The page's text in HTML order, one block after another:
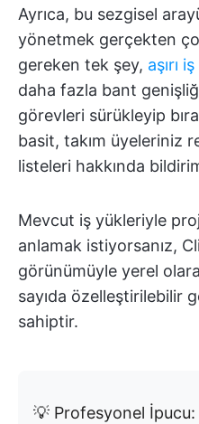
Ayrıca, bu sezgisel
yönetmek gerçekten
gereken tek şey, aşırı
daha fazla bant
görevleri sürükleyip
basit, takım üyeleriniz
listeleri hakkında
Mevcut iş yükleriyle
anlamak istiyorsanız,
görünümüyle yerel
sayıda özelleştirilebilir
sahiptir.
💡 Profesyonel